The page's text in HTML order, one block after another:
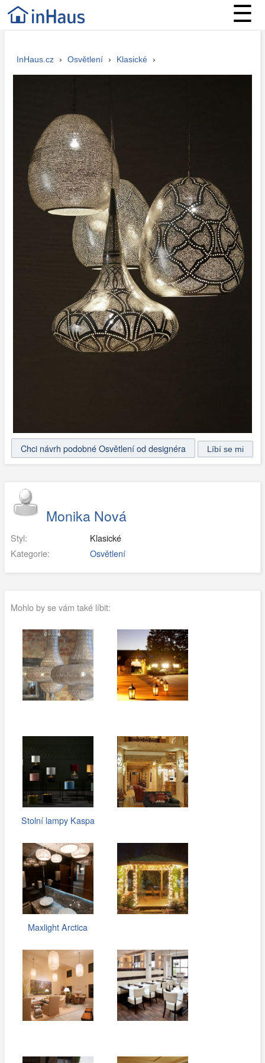
☰
InHaus.cz › Osvětlení › Klasické ›
Chci návrh podobné Osvětlení od designéra
Monika Nová
Styl:
Klasické
Kategorie:
Osvětlení
Mohlo by se vám také líbit:
Stolní lampy Kaspa
Maxlight Arctica